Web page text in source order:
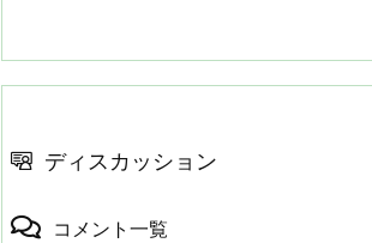
ディスカッション
コメント一覧